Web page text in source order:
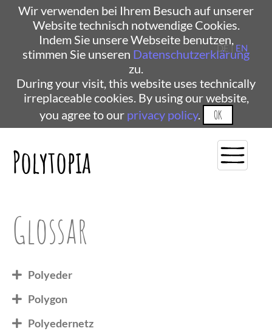
Wir verwenden bei Ihrem Besuch auf unserer
Website technisch notwendige Cookies.
Indem Sie unsere Webseite benutzen,
stimmen Sie unseren Datenschutzerklärung
zu.
During your visit, this website uses technically
irreplaceable cookies. By using our website,
you agree to our privacy policy. OK
Polytopia
DE | EN
Glossar
Polyeder
Polygon
Polyedernetz